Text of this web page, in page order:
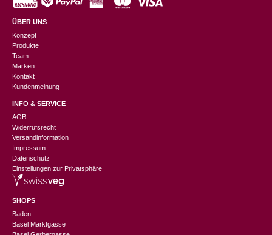
ÜBER UNS
Konzept
Produkte
Team
Marken
Kontakt
Kundenmeinung
INFO & SERVICE
AGB
Widerrufsrecht
Versandinformation
Impressum
Datenschutz
Einstellungen zur Privatsphäre
SHOPS
Baden
Basel Marktgasse